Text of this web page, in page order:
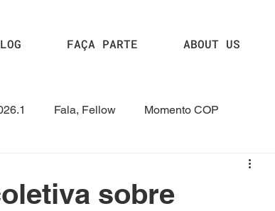
FAÇA PARTE ABOUT US
Fala, Fellow Momento COP
sobre